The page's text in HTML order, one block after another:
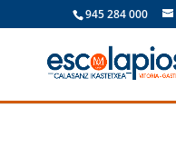
945 284 000